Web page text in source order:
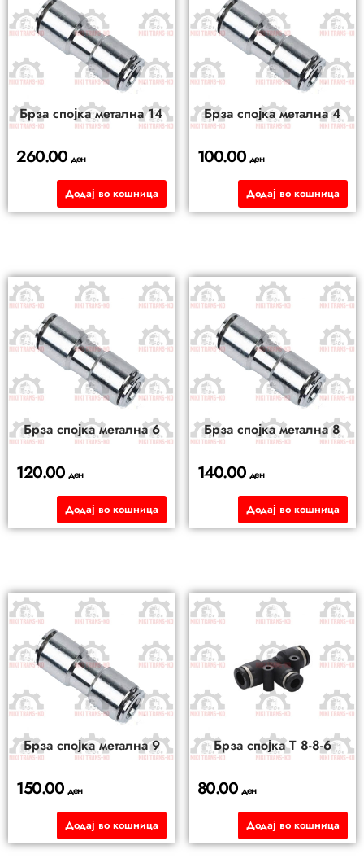
Брза спојка метална 14
260.00ден
Додај во кошница
Брза спојка метална 4
100.00 ден
Додај во кошница
Брза спојка метална 6
120.00ден
Додај во кошница
Брза спојка метална 8
140.00 ден
Додај во кошница
Брза спојка метална 9
150.00ден
Додај во кошница
Брза спојка Т 8-8-6
80.00ден
Додај во кошница